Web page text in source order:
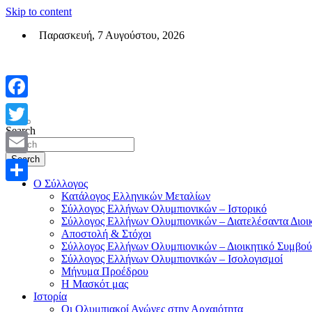
Skip to content
Παρασκευή, 7 Αυγούστου, 2026
Επίσημη σελίδα του θεσμικού φορεά των Ελλήνων Ολυμπιονικών
Search
Search
Ο Σύλλογος
Κατάλογος Ελληνικών Μεταλίων
Σύλλογος Ελλήνων Ολυμπιονικών – Ιστορικό
Σύλλογος Ελλήνων Ολυμπιονικών – Διατελέσαντα
Αποστολή & Στόχοι
Σύλλογος Ελλήνων Ολυμπιονικών – Διοικητικό
Σύλλογος Ελλήνων Ολυμπιονικών – Ισολογισμοί
Μήνυμα Προέδρου
Η Μασκότ μας
Ιστορία
Οι Ολυμπιακοί Αγώνες στην Αρχαιότητα
Facebook
Twitter
Email
Μοιραστείτε